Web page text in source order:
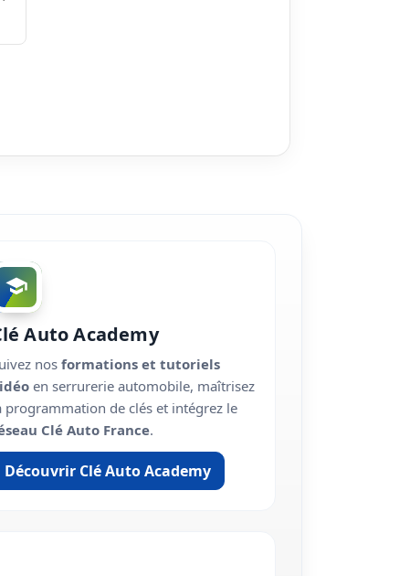
Auto Academy
nos formations et tutoriels
en serrurerie automobile, maîtrisez
programmation de clés et intégrez le
Clé Auto France.
Découvrir Clé Auto Academy